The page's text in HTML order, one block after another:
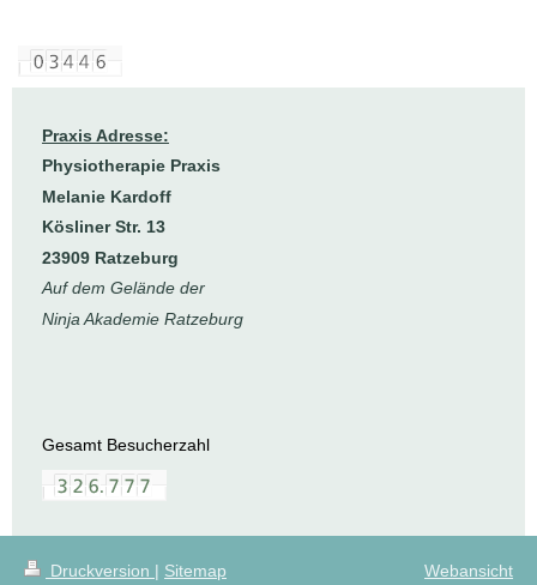
Praxis Adresse:
Physiotherapie Praxis
Melanie Kardoff
Kösliner Str. 13
23909 Ratzeburg
Auf dem Gelände der
Ninja Akademie Ratzeburg
Gesamt Besucherzahl
Druckversion | Sitemap
Webansicht